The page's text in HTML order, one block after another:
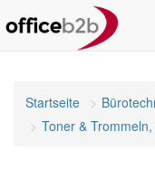
Startseite
Toner &